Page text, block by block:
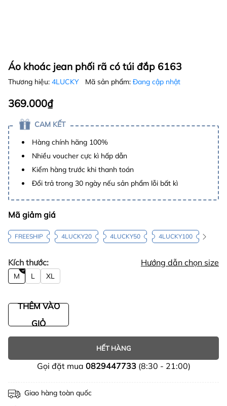
Áo khoác jean phối rã có túi đắp 6163
Thương hiệu: 4LUCKY Mã sản phẩm: Đang cập nhật
369.000₫
CAM KẾT
Hàng chính hãng 100%
Nhiều voucher cực kì hấp dẫn
Kiểm hàng trước khi thanh toán
Đổi trả trong 30 ngày nếu sản phẩm lỗi bất kì
Mã giảm giá
FREESHIP 4LUCKY20 4LUCKY50 4LUCKY100
Kích thước: Hướng dẫn chọn size
M L XL
THÊM VÀO
GIỎ
HẾT HÀNG
Gọi đặt mua 0829447733(8:30 - 21:00)
Giao hàng toàn quốc